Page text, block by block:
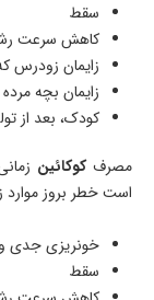
سقط
کاهش سرعت
زایمان زودرس
زایمان بچه مرده
کودک، بعد از
مصرفکوکائین
است خطر بروز موارد
خونریزی جدی و
سقط